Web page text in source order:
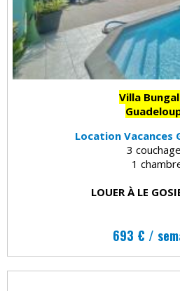
Villa
Location Vacances
3
1
LOUER À LE
693 € /